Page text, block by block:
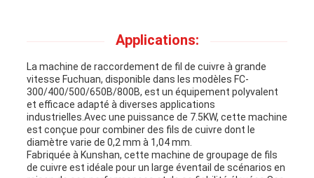
Applications:
La machine de raccordement de fil de cuivre à grande
vitesse Fuchuan, disponible dans les modèles FC-
300/400/500/650B/800B, est un équipement polyvalent
et efficace adapté à diverses applications
industrielles.Avec une puissance de 7.5KW, cette machine
est conçue pour combiner des fils de cuivre dont le
diamètre varie de 0,2 mm à 1,04 mm.
Fabriquée à Kunshan, cette machine de groupage de fils
de cuivre est idéale pour un large éventail de scénarios en